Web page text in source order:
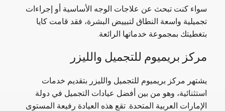
سواء كنت تبحث عن علاجات الوجه الأساسية أو إجراءات
تجميلية واسعة النطاق لتبييض البشرة، فقد قامت كايا
بتغطيتك بمجموعة خدماتها الرائعة.
مركز بريميوم للتجميل والليزر
يشتهر مركز بريميوم للتجميل والليزر بتقديم خدمات
استثنائية، وهو من بين أفضل عيادات التجميل في دولة
الإمارات العربية المتحدة. تقع هذه العيادة رفيعة المستوى